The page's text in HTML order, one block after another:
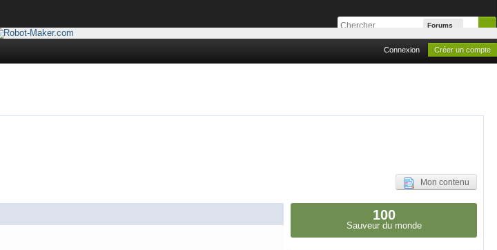
Forums
Connexion Créer un compte
Mon contenu
100
Sauveur du monde